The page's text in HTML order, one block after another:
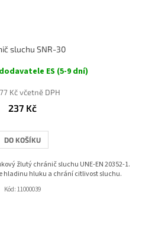
sluchu SNR-30
ES (5-9 dní)
Kč včetně DPH
237 Kč
DO KOŠÍKU
žlutý chránič sluchu UNE-EN 20352-1.
hladinu hluku a chrání citlivost sluchu.
Kód: 11000039